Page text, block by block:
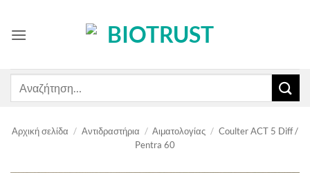
περιεχόμενο
Αναζήτηση
Αρχική σελίδα / Αντιδραστήρια / Αιματολογίας / Coulter ACT 5 Diff /
Pentra 60